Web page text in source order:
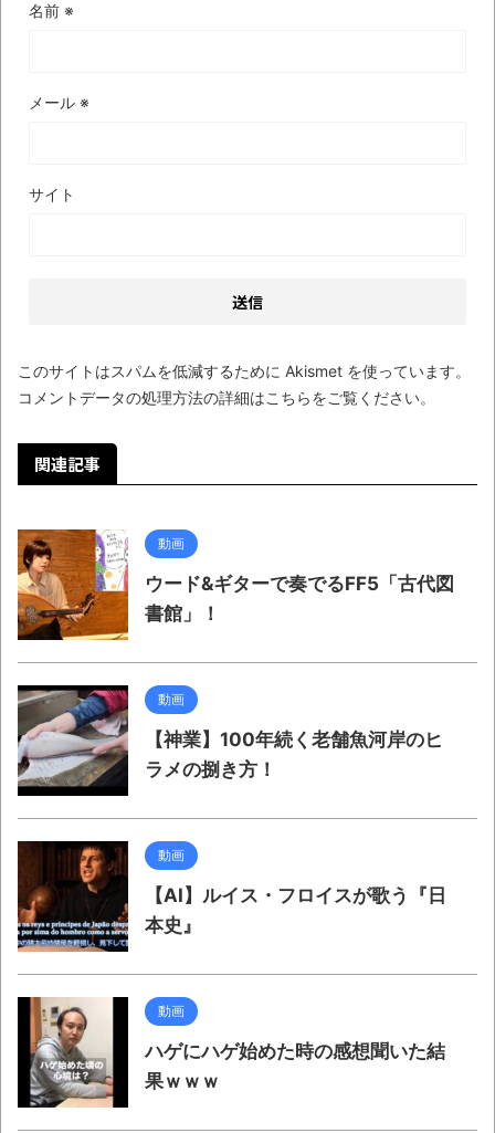
名前 ※
メール ※
サイト
このサイトはスパムを低減するために Akismet を使っています。
コメントデータの処理方法の詳細はこちらをご覧ください。
関連記事
動画
ウード&ギターで奏でるFF5「古代図
書館」！
動画
【神業】100年続く老舗魚河岸のヒ
ラメの捌き方！
動画
【AI】ルイス・フロイスが歌う『日
本史』
動画
ハゲにハゲ始めた時の感想聞いた結
果ｗｗｗ